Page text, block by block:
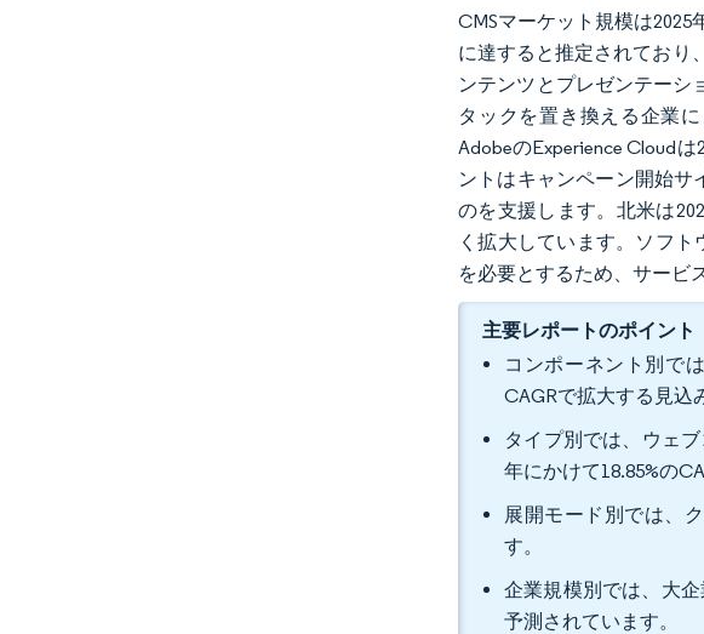
CMSマーケット規模は2025
に達すると推定されており
ンテンツとプレゼンテーシ
タックを置き換える企業
AdobeのExperience Cloud
ントはキャンペーン開始サ
のを支援します。北米は
く拡大しています。ソフ
を必要とするため、サービ
主要レポートのポイント
コンポーネント別で
CAGRで拡大する見込
タイプ別では、ウェ
年にかけて18.85%の
展開モード別では、
す。
企業規模別では、大企
予測されています。